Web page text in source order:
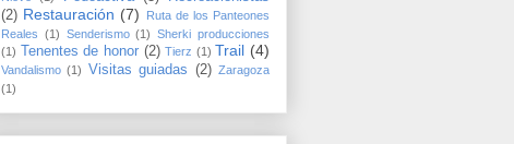
(2) Restauración (7)
Ruta de los Panteones
Reales (1) Senderismo (1)
Sherki producciones
(1)
Tenentes de honor (2) Tierz (1) Trail (4)
Vandalismo (1) Visitas guiadas (2) Zaragoza
(1)